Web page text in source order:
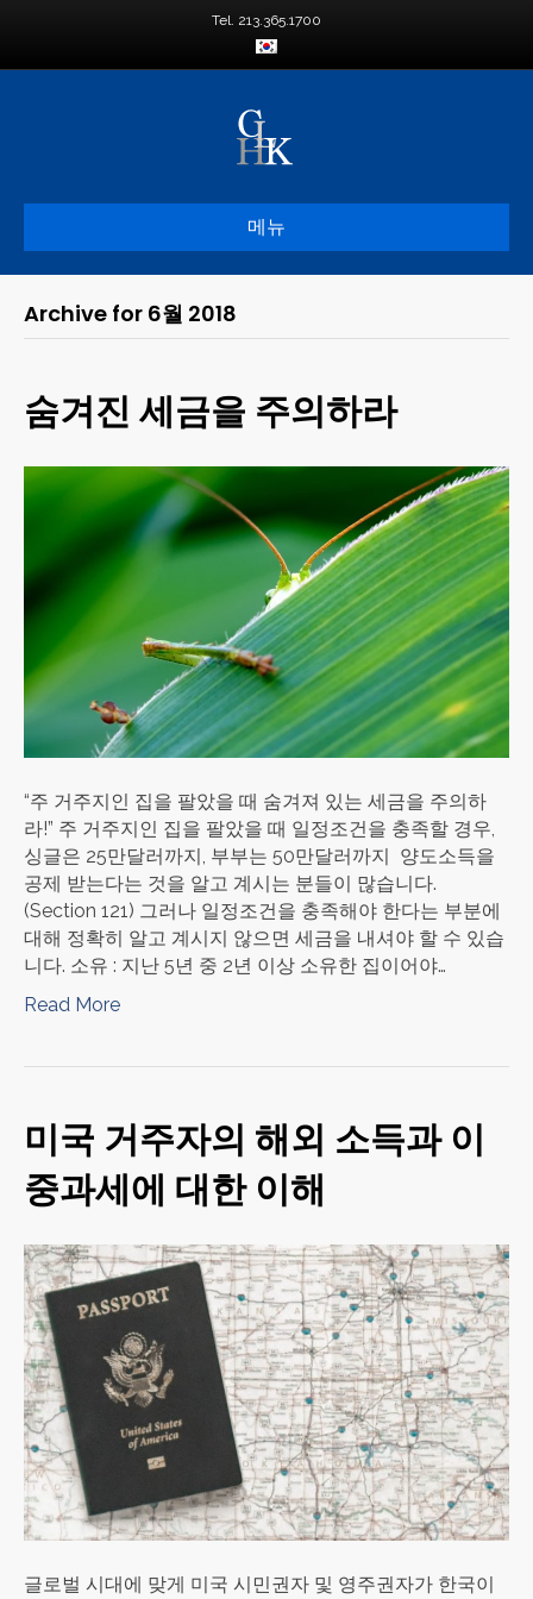
Tel. 213.365.1700
메뉴
Archive for 6월 2018
숨겨진 세금을 주의하라
“주 거주지인 집을 팔았을 때 숨겨져 있는 세금을 주의하
라!” 주 거주지인 집을 팔았을 때 일정조건을 충족할 경우,
싱글은 25만달러까지, 부부는 50만달러까지 양도소득을
공제 받는다는 것을 알고 계시는 분들이 많습니다.
(Section 121) 그러나 일정조건을 충족해야 한다는 부분에
대해 정확히 알고 계시지 않으면 세금을 내셔야 할 수 있습
니다. 소유 : 지난 5년 중 2년 이상 소유한 집이어야…
Read More
미국 거주자의 해외 소득과 이
중과세에 대한 이해
글로벌 시대에 맞게 미국 시민권자 및 영주권자가 한국이